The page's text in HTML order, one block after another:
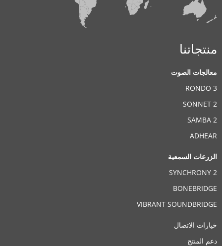
منتجاتنا
معالجات الصوت
RONDO 3
SONNET 2
SAMBA 2
ADHEAR
الزرعات السمعية
SYNCHRONY 2
BONEBRIDGE
VIBRANT SOUNDBRIDGE
خيارات الاتصال
دعم المنتج